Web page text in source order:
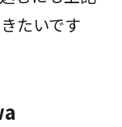
たいです